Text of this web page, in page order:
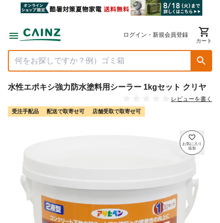
ログイン・新規会員登録
カート
水性エポキシ強力防水塗料用シーラー 1kgセット クリヤ
レビューを書く
受注手配品 配送で取寄せ可 店舗受取で取寄せ可